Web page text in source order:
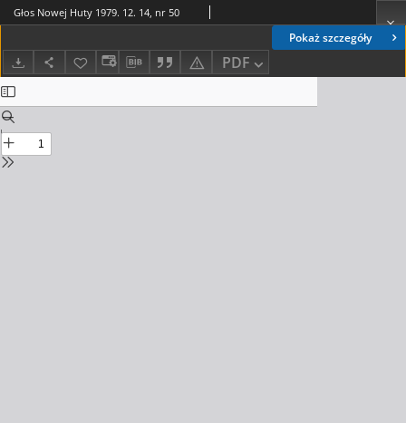
Pokaż szczegóły
PDF
Głos Nowej Huty 1979. 12. 14, nr 50